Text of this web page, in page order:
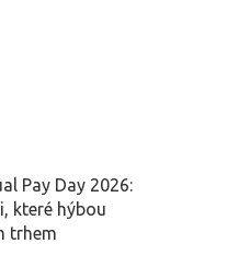
Pay Day 2026:
které hýbou
trhem